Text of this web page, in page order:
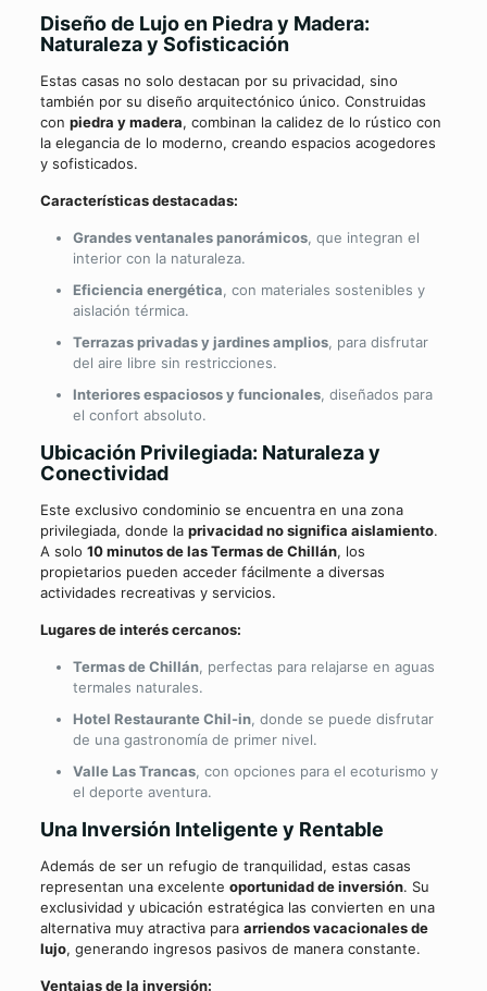
Diseño de Lujo en Piedra y Madera:
Naturaleza y Sofisticación
Estas casas no solo destacan por su privacidad, sino
también por su diseño arquitectónico único. Construidas
con piedra y madera, combinan la calidez de lo rústico con
la elegancia de lo moderno, creando espacios acogedores
y sofisticados.
Características destacadas:
Grandes ventanales panorámicos, que integran el
interior con la naturaleza.
Eficiencia energética, con materiales sostenibles y
aislación térmica.
Terrazas privadas y jardines amplios, para disfrutar
del aire libre sin restricciones.
Interiores espaciosos y funcionales, diseñados para
el confort absoluto.
Ubicación Privilegiada: Naturaleza y
Conectividad
Este exclusivo condominio se encuentra en una zona
privilegiada, donde la privacidad no significa aislamiento.
A solo 10 minutos de las Termas de Chillán, los
propietarios pueden acceder fácilmente a diversas
actividades recreativas y servicios.
Lugares de interés cercanos:
Termas de Chillán, perfectas para relajarse en aguas
termales naturales.
Hotel Restaurante Chil-in, donde se puede disfrutar
de una gastronomía de primer nivel.
Valle Las Trancas, con opciones para el ecoturismo y
el deporte aventura.
Una Inversión Inteligente y Rentable
Además de ser un refugio de tranquilidad, estas casas
representan una excelente oportunidad de inversión. Su
exclusividad y ubicación estratégica las convierten en una
alternativa muy atractiva para arriendos vacacionales de
lujo, generando ingresos pasivos de manera constante.
Ventajas de la inversión: